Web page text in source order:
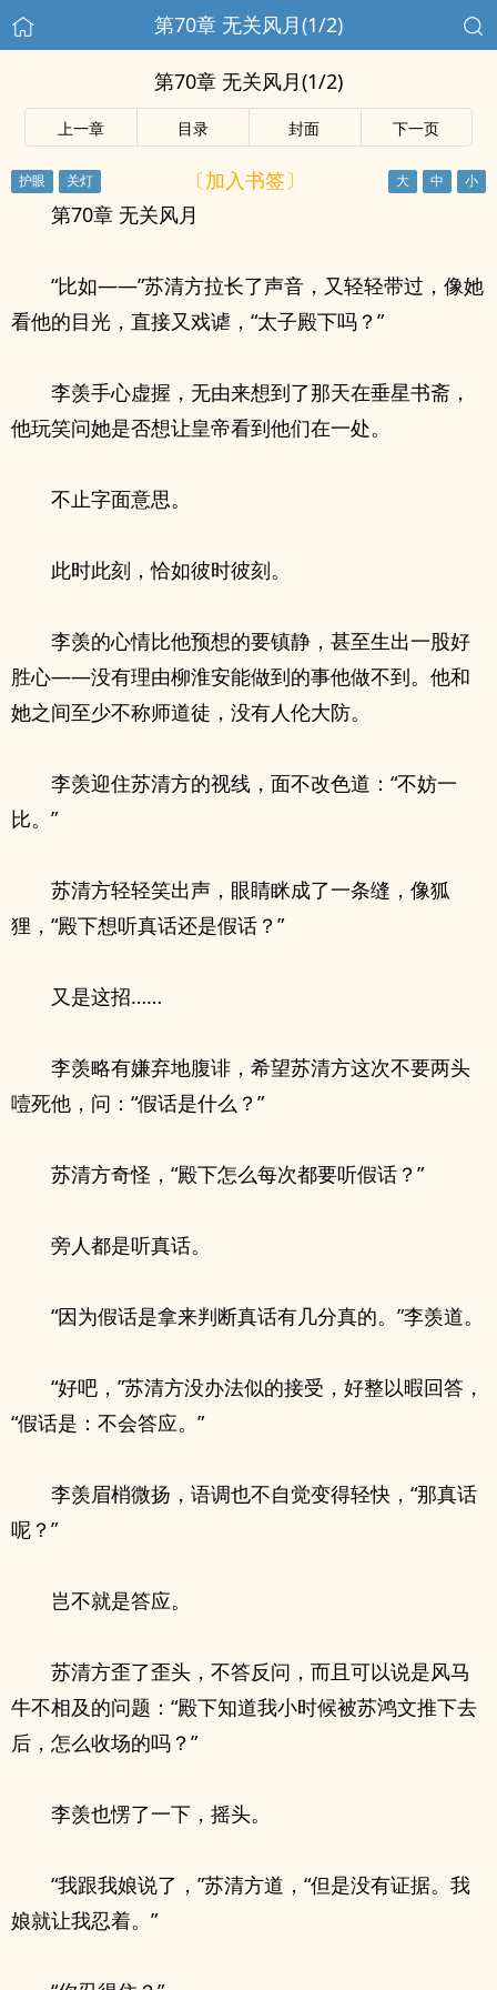
第70章 无关风月(1/2)
第70章 无关风月(1/2)
上一章 目录 封面 下一页
〔加入书签〕
第70章 无关风月
“比如——”苏清方拉长了声音，又轻轻带过，像她
看他的目光，直接又戏谑，“太子殿下吗？”
李羡手心虚握，无由来想到了那天在垂星书斋，
他玩笑问她是否想让皇帝看到他们在一处。
不止字面意思。
此时此刻，恰如彼时彼刻。
李羡的心情比他预想的要镇静，甚至生出一股好
胜心——没有理由柳淮安能做到的事他做不到。他和
她之间至少不称师道徒，没有人伦大防。
李羡迎住苏清方的视线，面不改色道：“不妨一
比。”
苏清方轻轻笑出声，眼睛眯成了一条缝，像狐
狸，“殿下想听真话还是假话？”
又是这招……
李羡略有嫌弃地腹诽，希望苏清方这次不要两头
噎死他，问：“假话是什么？”
苏清方奇怪，“殿下怎么每次都要听假话？”
旁人都是听真话。
“因为假话是拿来判断真话有几分真的。”李羡道。
“好吧，”苏清方没办法似的接受，好整以暇回答，
“假话是：不会答应。”
李羡眉梢微扬，语调也不自觉变得轻快，“那真话
呢？”
岂不就是答应。
苏清方歪了歪头，不答反问，而且可以说是风马
牛不相及的问题：“殿下知道我小时候被苏鸿文推下去
后，怎么收场的吗？”
李羡也愣了一下，摇头。
“我跟我娘说了，”苏清方道，“但是没有证据。我
娘就让我忍着。”